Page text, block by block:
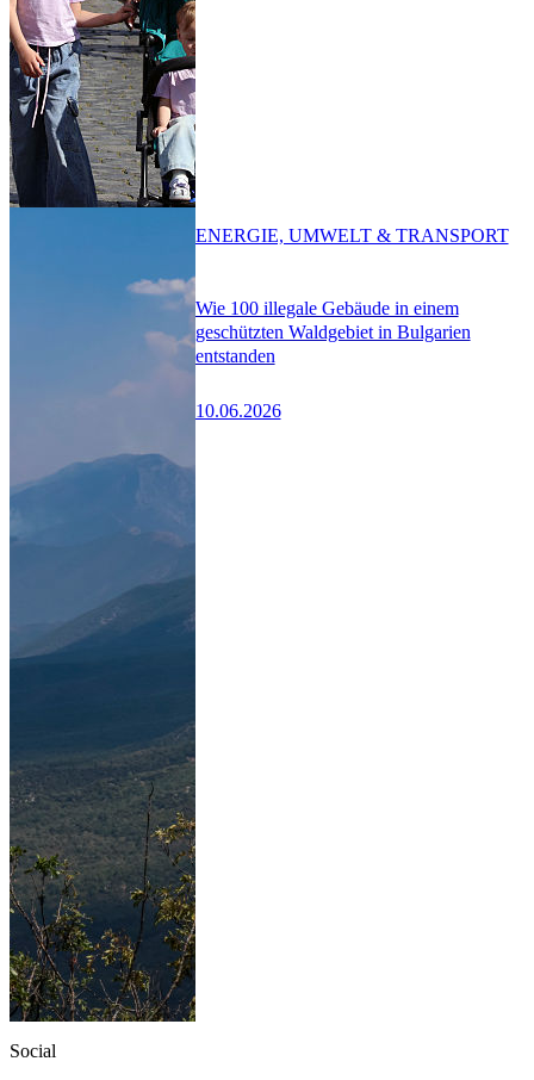
Wie 100 illegale Gebäude in einem
geschützten Waldgebiet in Bulgarien
entstanden
10.06.2026
ENERGIE, UMWELT & TRANSPORT
Social